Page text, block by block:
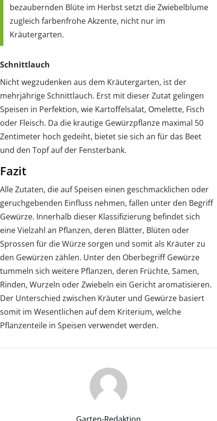
bezaubernden Blüte im Herbst setzt die Zwiebelblume
zugleich farbenfrohe Akzente, nicht nur im
Kräutergarten.
Schnittlauch
Nicht wegzudenken aus dem Kräutergarten, ist der
mehrjährige Schnittlauch. Erst mit dieser Zutat gelingen
Speisen in Perfektion, wie Kartoffelsalat, Omelette, Fisch
oder Fleisch. Da die krautige Gewürzpflanze maximal 50
Zentimeter hoch gedeiht, bietet sie sich an für das Beet
und den Topf auf der Fensterbank.
Fazit
Alle Zutaten, die auf Speisen einen geschmacklichen oder
geruchgebenden Einfluss nehmen, fallen unter den Begriff
Gewürze. Innerhalb dieser Klassifizierung befindet sich
eine Vielzahl an Pflanzen, deren Blätter, Blüten oder
Sprossen für die Würze sorgen und somit als Kräuter zu
den Gewürzen zählen. Unter den Oberbegriff Gewürze
tummeln sich weitere Pflanzen, deren Früchte, Samen,
Rinden, Wurzeln oder Zwiebeln ein Gericht aromatisieren.
Der Unterschied zwischen Kräuter und Gewürze basiert
somit im Wesentlichen auf dem Kriterium, welche
Pflanzenteile in Speisen verwendet werden.